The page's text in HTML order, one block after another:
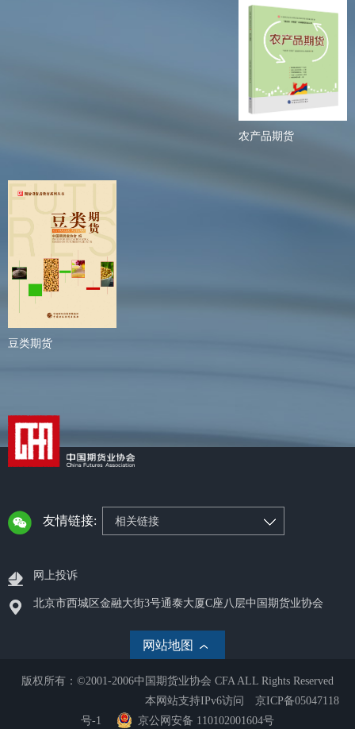
农产品期货
豆类期货
友情链接: 相关链接
网上投诉
北京市西城区金融大街3号通泰大厦C座八层中国期货业协会
网站地图
版权所有：©2001-2006中国期货业协会 CFA ALL Rights Reserved
本网站支持IPv6访问
京ICP备05047118
号-1
京公网安备 110102001604号